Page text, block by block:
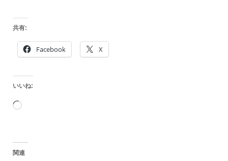
共有:
Facebook X
いいね:
読
込
関連